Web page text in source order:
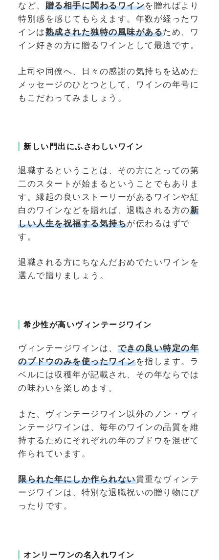
など、 贈る相手に関わるワインを贈ればより
特別感を感じてもらえます。年数が経ったワ
インは熟成された独特の風味があるため、ワ
イン好きの方に贈るワインとして最適です。
上司や同僚へ、日々の感謝の気持ちを込めた
メッセージのひとつとして、ワインの年号に
もこだわってみましょう。
新しい門出にふさわしいワイン
退職するということは、その方にとっての第
二のスタートが始まるということでもありま
す。縁起の良いストーリーがあるワインや紅
白のワインなどを贈れば、退職される方の新
しい人生を祝福する気持ちが伝わるはずで
す。
退職される方にちなんだおめでたいワインを
選んで贈りましょう。
希少性が高いヴィンテージワイン
ヴィンテージワインは、 できの良い特定の年
のブドウのみを使ったワインを指します。ラ
ベルには収穫年が記載され、その年ならでは
の味わいを楽しめます。
また、ヴィンテージワイン以外のノン・ヴィ
ンテージワインは、毎年のワインの品質を維
持するためにそれぞれの年のブドウを混ぜて
作られています。
限られた年にしか作られない貴重なヴィンテ
ージワインは、特別な退職祝いの贈り物にぴ
ったりです。
オンリーワンの名入れワイン